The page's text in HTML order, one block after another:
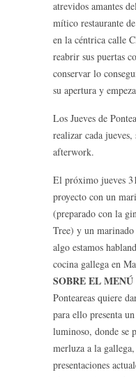
atrevidos amantes
mítico restaurante
en la céntrica calle
reabrir sus puertas
conservar lo
su apertura y
Los Jueves de
realizar cada
afterwork.
El próximo jueves
proyecto con un
(preparado con la
Tree) y un
algo estamos
cocina gallega en
SOBRE EL MENÚ
Ponteareas quiere
para ello presenta
luminoso, donde se
merluza a la
presentaciones